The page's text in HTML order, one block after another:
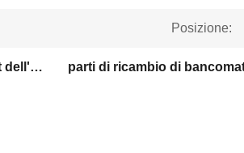
Posizione:
pezzi meccanici di bancomat dell'ncr parti di ricambio di